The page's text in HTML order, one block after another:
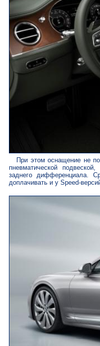
При этом оснащение не
пневматической
заднего дифференциала.
доплачивать и у Speed-